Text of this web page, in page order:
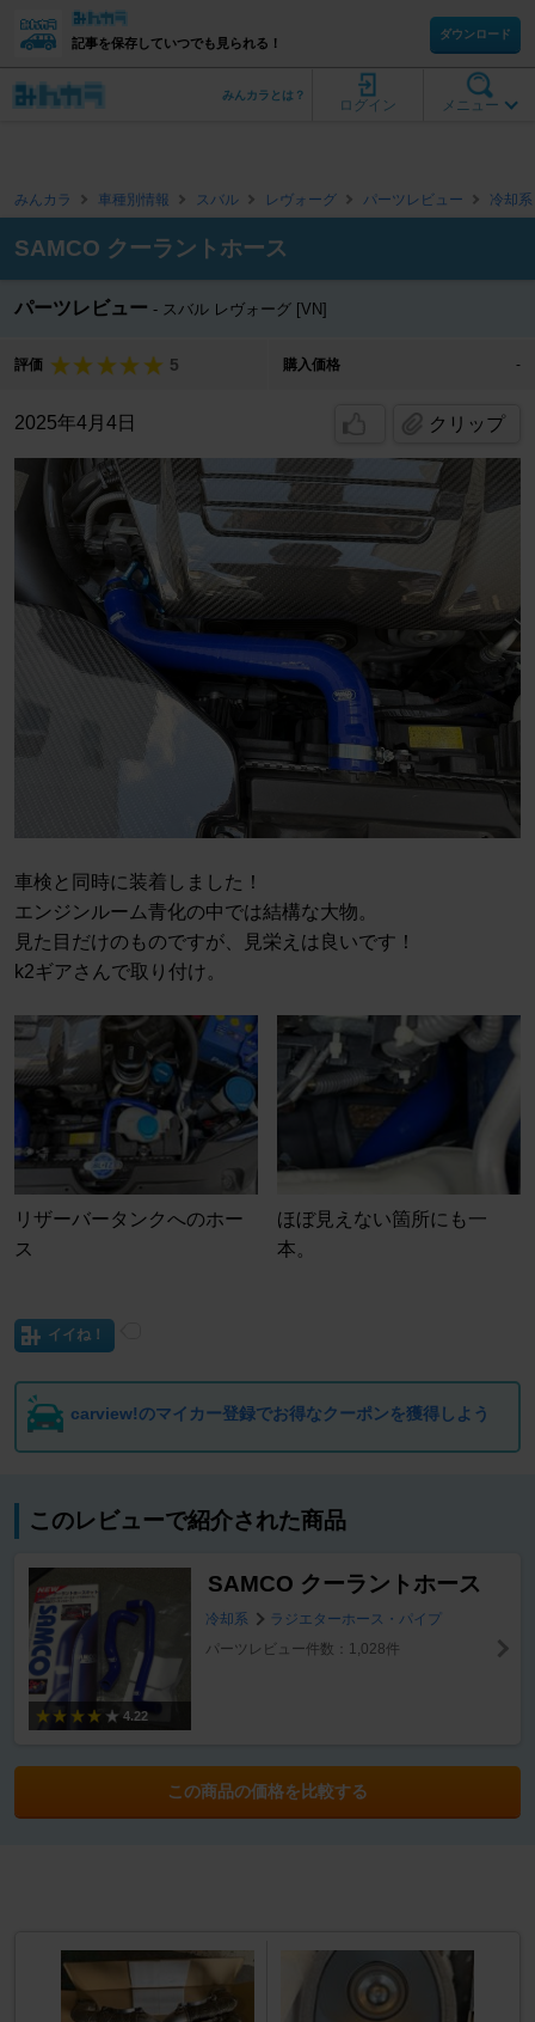
記事を保存していつでも見られる！
ダウンロード
メニュー
ログイン
みんカラとは？
みんカラ 車種別情報 スバル レヴォーグ パーツレビュー 冷却系
SAMCO クーラントホース
パーツレビュー スバル レヴォーグ [VN]
評価 5 購入価格 -
2025年4月4日 クリップ
車検と同時に装着しました！
エンジンルーム青化の中では結構な大物。
見た目だけのものですが、見栄えは良いです！
k2ギアさんで取り付け。
リザーバータンクへのホー
ス
ほぼ見えない箇所にも一
本。
イイね！
carview!のマイカー登録でお得なクーポンを獲得しよう
このレビューで紹介された商品
4.22
SAMCO クーラントホース
冷却系
ラジエターホース・パイプ
パーツレビュー件数：1,028件
この商品の価格を比較する